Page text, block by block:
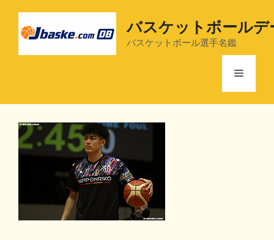
バスケットボールデ
バスケットボール選手名鑑
メ